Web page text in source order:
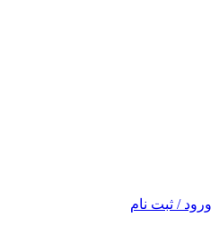
ورود / ثبت نام